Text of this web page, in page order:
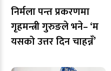
निर्मला पन्त प्रकरणमा
गृहमन्त्री गुरुङले भने– ‘म
यसको उत्तर दिन चाहन्नँ’